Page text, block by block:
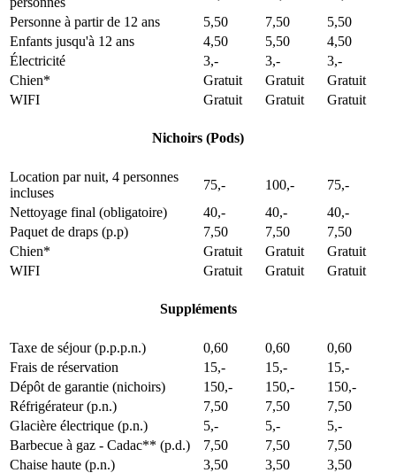
Personne à partir de 12 ans
5,50 7,50
5,50
Enfants jusqu'à 12 ans
4,50 5,50
4,50
Électricité
3,- 3,-
3,-
Chien*
Gratuit Gratuit
Gratuit
WIFI
Gratuit Gratuit Gratuit
Nichoirs (Pods)
Location par nuit, 4 personnes
incluses
75,- 100,-
75,-
Nettoyage final (obligatoire)
40,- 40,-
40,-
Paquet de draps (p.p)
7,50 7,50
7,50
Chien*
Gratuit Gratuit
Gratuit
WIFI
Gratuit Gratuit Gratuit
Suppléments
Taxe de séjour (p.p.p.n.) 0,60 0,60
0,60
Frais de réservation
15,- 15,-
15,-
Dépôt de garantie (nichoirs)
150,- 150,-
150,-
Réfrigérateur (p.n.)
7,50 7,50
7,50
Glacière électrique (p.n.)
5,- 5,-
5,-
Barbecue à gaz - Cadac** (p.d.)
7,50 7,50
7,50
Chaise haute (p.n.)
3,50 3,50
3,50